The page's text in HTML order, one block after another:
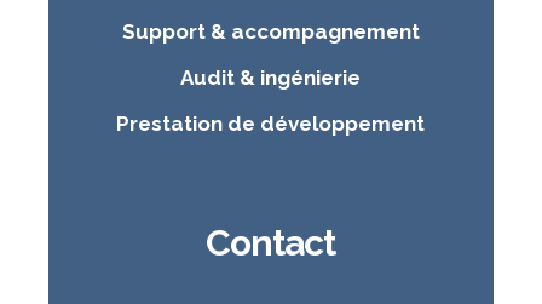
Support & accompagnement
Audit & ingénierie
Prestation de développement
Contact